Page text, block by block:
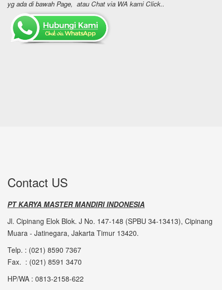
yg ada di bawah Page, atau Chat via WA kami Click..
Contact US
PT KARYA MASTER MANDIRI INDONESIA
Jl. Cipinang Elok Blok. J No. 147-148 (SPBU 34-13413), Cipinang
Muara - Jatinegara, Jakarta Timur 13420.
Telp. : (021) 8590 7367
Fax. : (021) 8591 3470
HP/WA : 0813-2158-622